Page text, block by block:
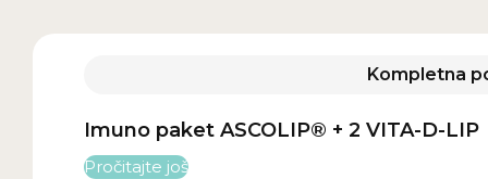
Kompletna
Imuno paket ASCOLIP® + 2 VITA-D-LIP
Pročitajte još